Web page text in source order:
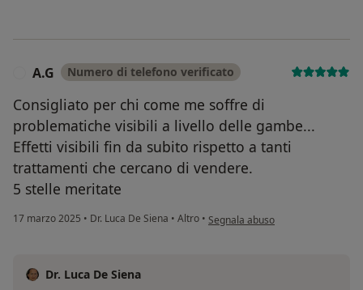
A.G Numero di telefono verificato
Consigliato per chi come me soffre di
problematiche visibili a livello delle gambe...
Effetti visibili fin da subito rispetto a tanti
trattamenti che cercano di vendere.
5 stelle meritate
17 marzo 2025 • Dr. Luca De Siena • Altro • secondo l'opinione dell'utente A.G
Segnala abuso
Dr. Luca De Siena